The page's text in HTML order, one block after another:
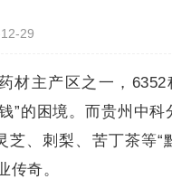
29
材主产区之一，
”的困境。而贵州中
芝、刺梨、苦丁茶等
传奇。